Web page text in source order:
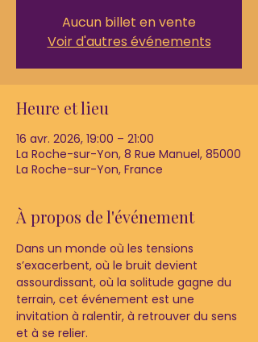
Aucun billet en vente
Voir d'autres événements
Heure et lieu
16 avr. 2026, 19:00 – 21:00
La Roche-sur-Yon, 8 Rue Manuel, 85000
La Roche-sur-Yon, France
À propos de l'événement
Dans un monde où les tensions
s’exacerbent, où le bruit devient
assourdissant, où la solitude gagne du
terrain, cet événement est une
invitation à ralentir, à retrouver du sens
et à se relier.